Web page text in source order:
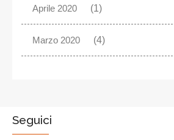
Aprile 2020 (1)
Marzo 2020 (4)
Seguici